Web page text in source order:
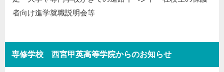
者向け進学就職説明会等
専修学校 西宮甲英高等学院からのお知らせ